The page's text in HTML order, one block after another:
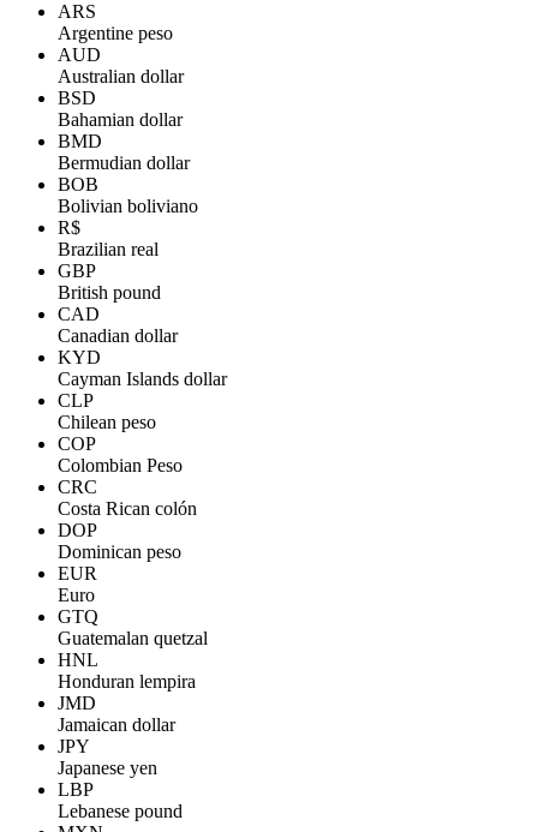
ARS
Argentine peso
AUD
Australian dollar
BSD
Bahamian dollar
BMD
Bermudian dollar
BOB
Bolivian boliviano
R$
Brazilian real
GBP
British pound
CAD
Canadian dollar
KYD
Cayman Islands dollar
CLP
Chilean peso
COP
Colombian Peso
CRC
Costa Rican colón
DOP
Dominican peso
EUR
Euro
GTQ
Guatemalan quetzal
HNL
Honduran lempira
JMD
Jamaican dollar
JPY
Japanese yen
LBP
Lebanese pound